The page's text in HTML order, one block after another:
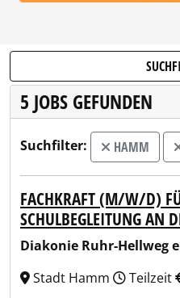
5 JOBS GEFUNDEN
Suchfilter: HAMM
FACHKRAFT (M/W/D)
SCHULBEGLEITUNG AN
Diakonie Ruhr-Hellweg
Stadt Hamm
Teilzeit